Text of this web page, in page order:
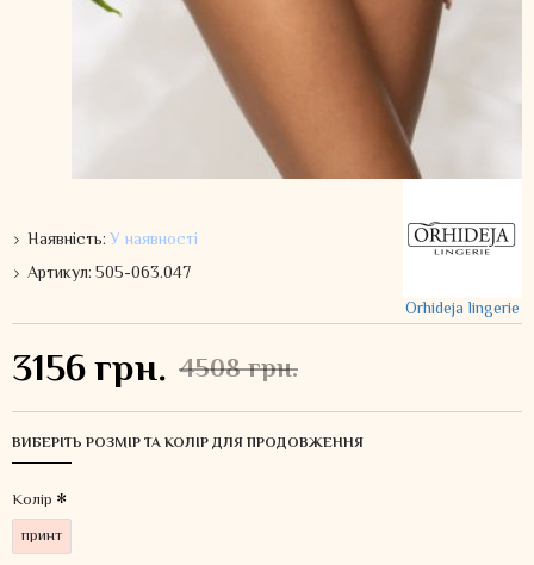
Наявність:У наявності
Артикул:505-063.047
Orhideja lingerie
4508 грн.
3156 грн.
ВИБЕРІТЬ РОЗМІР ТА КОЛІР ДЛЯ ПРОДОВЖЕННЯ
Колiр
принт